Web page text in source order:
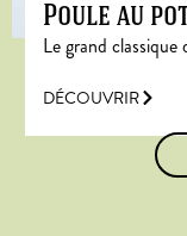
Poule au
Le grand classique
DÉCOUVRIR